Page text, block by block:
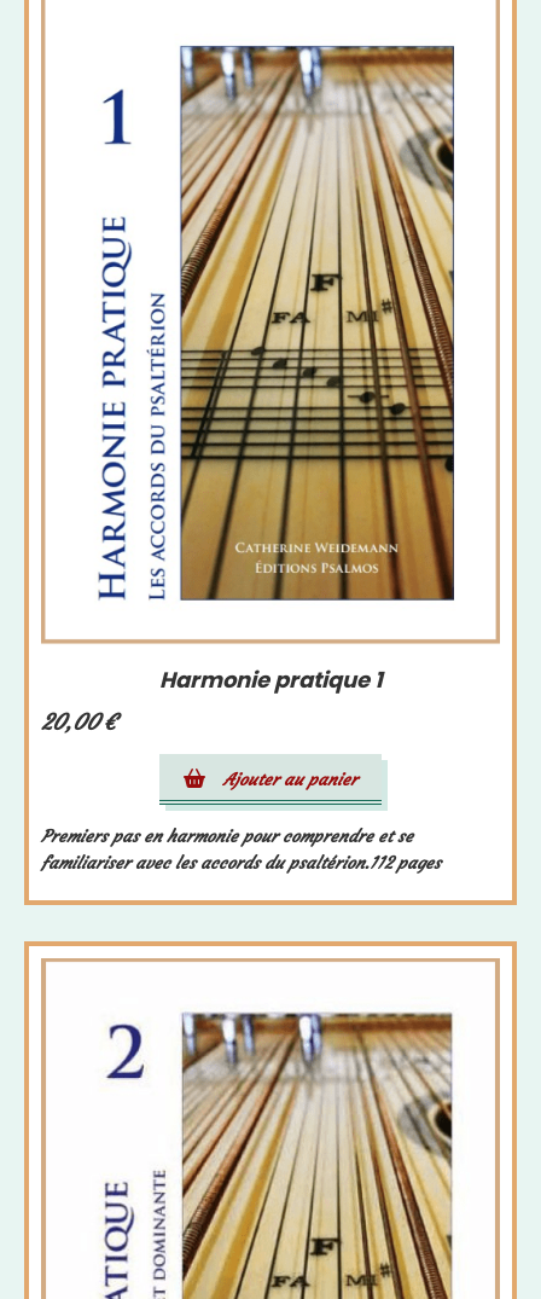
Harmonie pratique 1
Premiers pas en harmonie pour comprendre et se
familiariser avec les accords du psaltérion.112 pages
20,00€
Ajouter au panier